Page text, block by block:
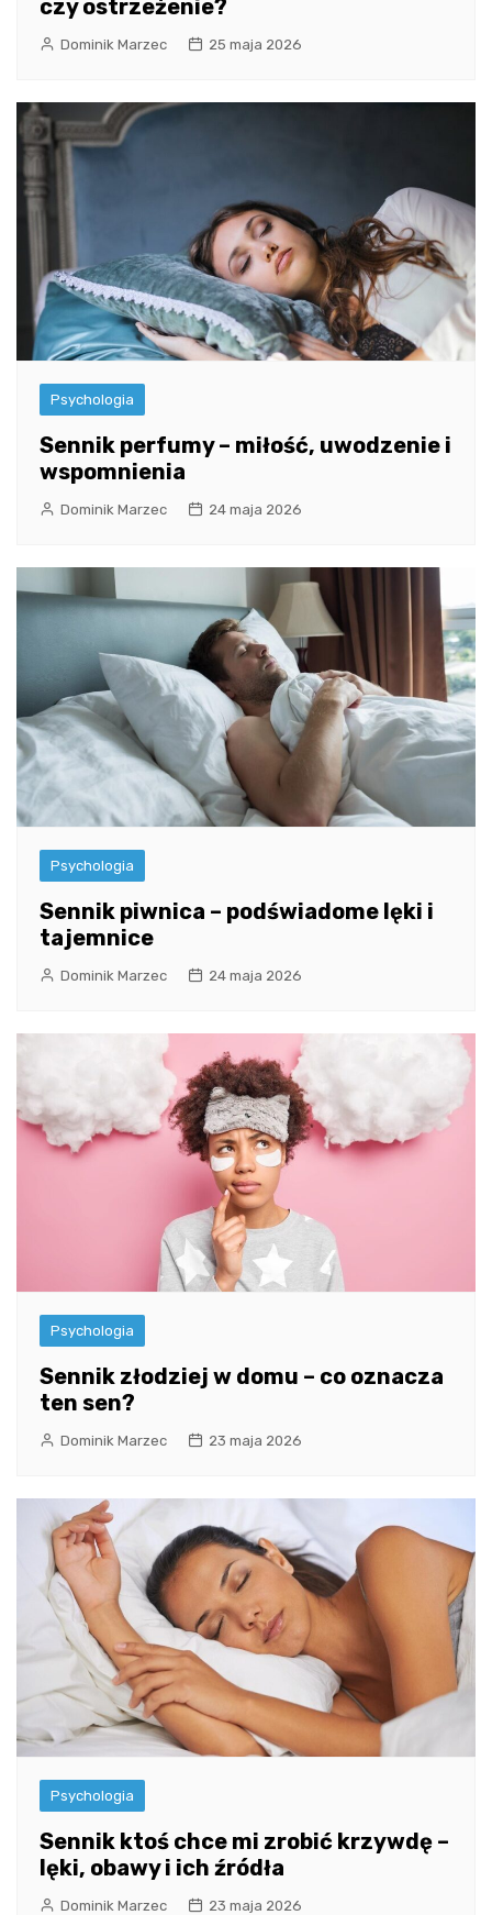
czy ostrzeżenie?
Dominik Marzec 25 maja 2026
Psychologia
Sennik perfumy – miłość, uwodzenie i
wspomnienia
Dominik Marzec 24 maja 2026
Psychologia
Sennik piwnica – podświadome lęki i
tajemnice
Dominik Marzec 24 maja 2026
Psychologia
Sennik złodziej w domu – co oznacza
ten sen?
Dominik Marzec 23 maja 2026
Psychologia
Sennik ktoś chce mi zrobić krzywdę –
lęki, obawy i ich źródła
Dominik Marzec 23 maja 2026